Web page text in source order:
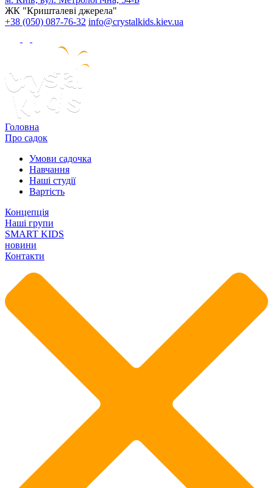
ЖК "Кришталеві джерела"
+38 (050) 087-76-32 info@crystalkids.kiev.ua
Головна
Про садок
Умови садочка
Навчання
Наші студії
Вартість
Концепція
Наші групи
SMART KIDS
новини
Контакти